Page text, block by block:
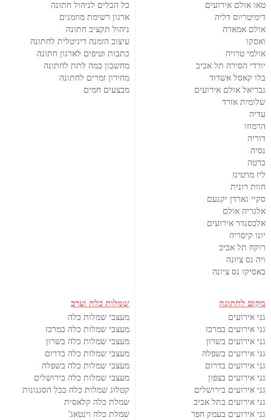
טאו אולם אירועים
דימיטריוס דליה
אולם אמארה
ואסקו
אולמי טרויה
יורדי הסירה תל אביב
בלו קאסל אשדוד
גבריאל אולם אירועים
שלומית אזרד
עדיה
הרמוזו
דוריה
נסיה
ברטה
ליז מרטינז
חוות רונית
סקיי גארדן יקנעם
אלגריה אולם
אלכסנדר אירועים
יונו קיסריה
רוקח תל אביב
ויה נס ציונה
באסיקו נס ציונה
כל הכלים לניהול חתונה
ארגון רשימת מוזמנים
ניהול תקציב חתונה
עיצוב הזמנה דיגיטלית לחתונה
כתבות וטיפים לארגון חתונה
מחשבון כמה לתת לחתונה
מחירון זמרים לחתונה
מבצעים חמים
מקום לחתונה
גני אירועים
גני אירועים במרכז
גני אירועים בשרון
גני אירועים בשפלה
גני אירועים בדרום
גני אירועים בצפון
גני אירועים בירושלים
גני אירועים בתל אביב
גני אירועים בעמק חפר
שמלות כלה וערב
מעצבי שמלות כלה
מעצבי שמלות כלה במרכז
מעצבי שמלות כלה בשרון
מעצבי שמלות כלה בדרום
מעצבי שמלות כלה בשפלה
מעצבי שמלות כלה בירושלים
קטלוג שמלות כלה בכל הסגנונות
שמלת כלה קלאסית
שמלת כלה וינטאג'